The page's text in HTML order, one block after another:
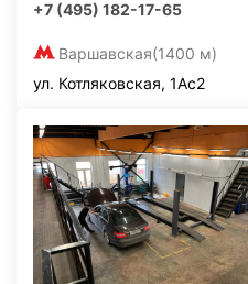
+7 (495) 182-17-65
Варшавская(1400 м)
ул. Котляковская, 1Ас2